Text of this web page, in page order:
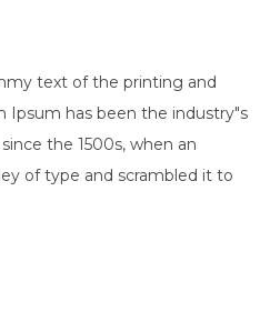
text of the printing and
has been the industry"s
the 1500s, when an
of type and scrambled it to